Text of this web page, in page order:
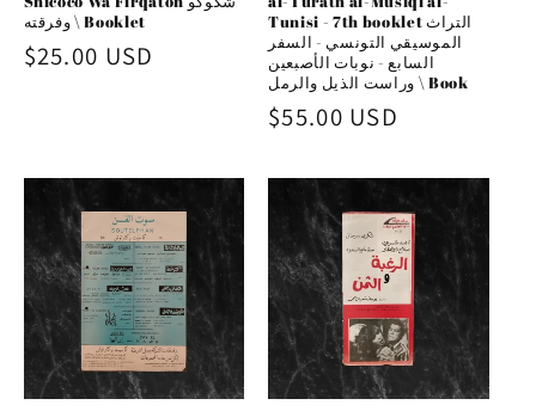
وفرقته \ Booklet
Regular
$25.00 USD
Tunisi - 7th booklet التراث
الموسيقي التونسي - السفر
السابع - نوبات الأصبعين
وراست الذيل والرمل \ Book
Regular
$55.00 USD